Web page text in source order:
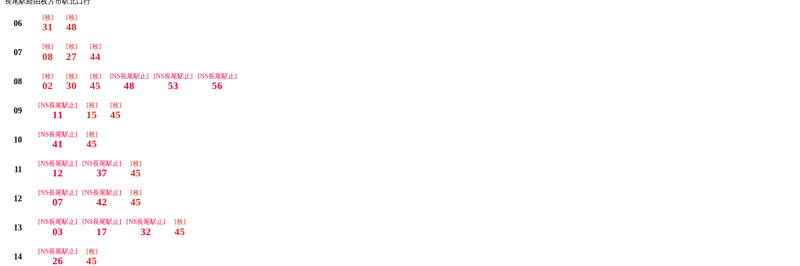
06
[枚]
31
[枚]
48
07
[枚]
08
[枚]
27
[枚]
44
08
[枚]
02
[枚]
30
[枚]
45
[NS長尾駅止]
48
[NS長尾駅止]
53
[NS長尾駅止]
56
09
[NS長尾駅止]
11
[枚]
15
[枚]
45
10
[NS長尾駅止]
41
[枚]
45
11
[NS長尾駅止]
12
[NS長尾駅止]
37
[枚]
45
12
[NS長尾駅止]
07
[NS長尾駅止]
42
[枚]
45
13
[NS長尾駅止]
03
[NS長尾駅止]
17
[NS長尾駅止]
32
[枚]
45
14
[NS長尾駅止]
26
[枚]
45